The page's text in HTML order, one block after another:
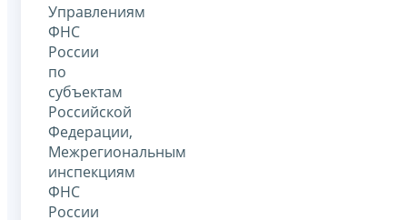
Управлениям
ФНС
России
по
субъектам
Российской
Федерации,
Межрегиональным
инспекциям
ФНС
России